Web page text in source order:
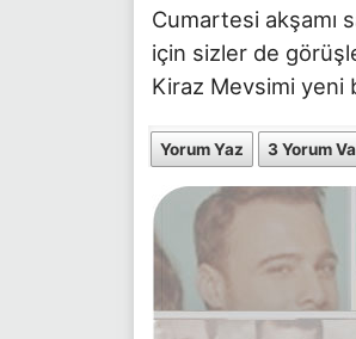
Cumartesi akşamı
için sizler de
Kiraz Mevsimi yeni
Yorum Yaz 3 Yorum